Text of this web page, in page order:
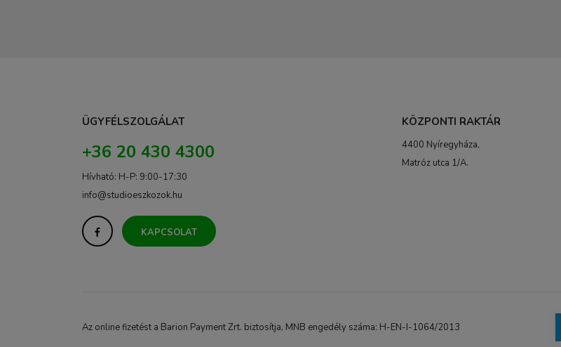
ÜGYFÉLSZOLGÁLAT
+36 20 430 4300
Hívható: H-P: 9:00-17:30
info@studioeszkozok.hu
KAPCSOLAT
KÖZPONTI RAKTÁR
4400 Nyíregyháza,
Matróz utca 1/A.
Az online fizetést a Barion Payment Zrt. biztosítja, MNB engedély száma: H-EN-I-1064/2013